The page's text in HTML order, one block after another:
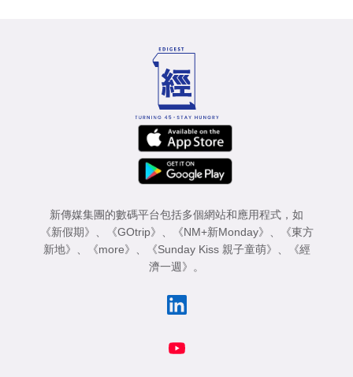
新傳媒集團的數碼平台包括多個網站和應用程式，如
《新假期》
《GOtrip》 《NM+新Monday》
《東方
新地》
《more》 《Sunday Kiss 親子童萌》
《經
濟一週》
。